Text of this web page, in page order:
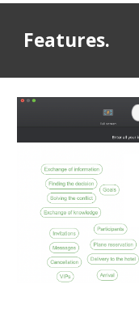
Features.